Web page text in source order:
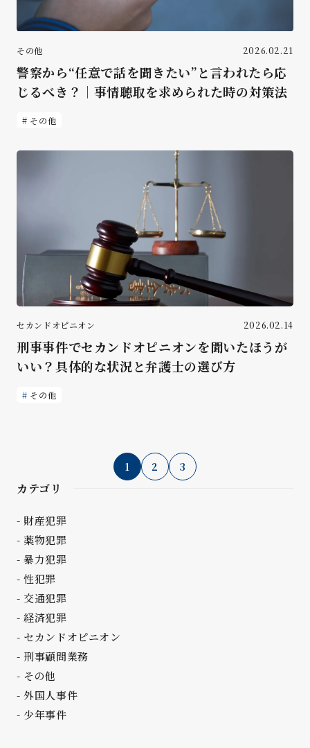
その他 2026.02.21
警察から“任意で話を聞きたい”と言われたら応
じるべき？｜事情聴取を求められた時の対策法
その他
セカンドオピニオン 2026.02.14
刑事事件でセカンドオピニオンを聞いたほうが
いい？具体的な状況と弁護士の選び方
その他
1 2 3
カテゴリ
財産犯罪
薬物犯罪
暴力犯罪
性犯罪
交通犯罪
経済犯罪
セカンドオピニオン
刑事顧問業務
その他
外国人事件
少年事件